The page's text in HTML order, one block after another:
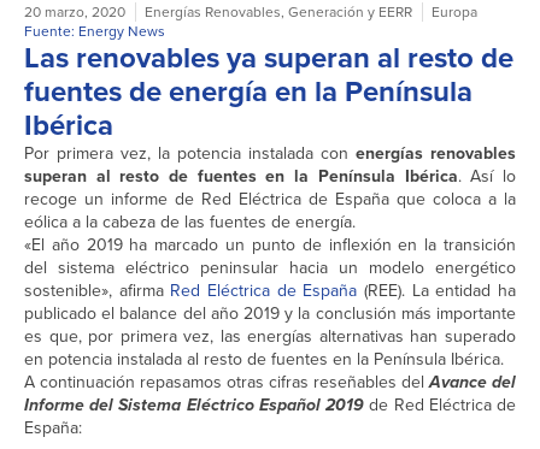
20 marzo, 2020 Energías Renovables, Generación y EERR
Europa
Fuente: Energy News
Las renovables ya superan al resto de
fuentes de energía en la Península
Ibérica
Por primera vez, la potencia instalada con energías renovables
superan al resto de fuentes en la Península Ibérica. Así lo
recoge un informe de Red Eléctrica de España que coloca a la
eólica a la cabeza de las fuentes de energía.
«El año 2019 ha marcado un punto de inflexión en la transición
del sistema eléctrico peninsular hacia un modelo energético
sostenible», afirmaRed Eléctrica de España (REE). La entidad ha
publicado el balance del año 2019 y la conclusión más importante
es que, por primera vez, las energías alternativas han superado
en potencia instalada al resto de fuentes en la Península Ibérica.
A continuación repasamos otras cifras reseñables delAvance del
Informe del Sistema Eléctrico Español 2019 de Red Eléctrica de
España: